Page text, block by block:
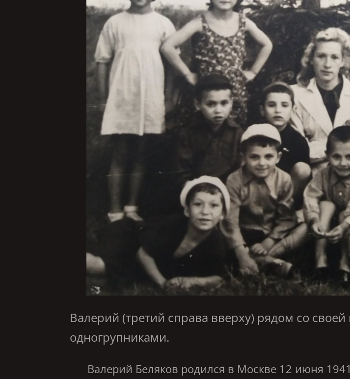
Валерий (третий справа вверху) рядом со
одногрупниками.
Валерий Беляков родился в Москве 12 июня